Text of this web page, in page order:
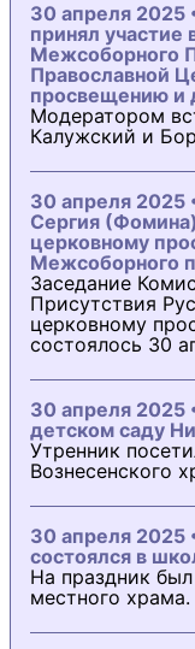
30 апреля 2025
принял участие
Межсоборного
Православной
просвещению и
Модератором
Калужский и
30 апреля 2025
Сергия
церковному
Межсоборного
Заседание
Присутствия
церковному
состоялось 30
30 апреля 2025
детском саду
Утренник
Вознесенского
30 апреля 2025
состоялся в
На праздник
местного храма.